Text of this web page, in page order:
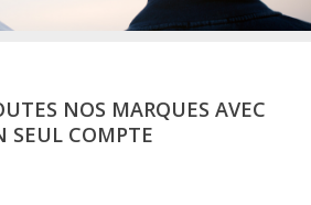
NOS MARQUES AVEC
SEUL COMPTE